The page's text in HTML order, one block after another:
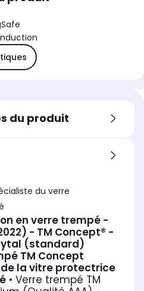
du produit
en verre trempé -
- TM Concept® -
(standard)
la vitre protectrice
• Verre trempé TM